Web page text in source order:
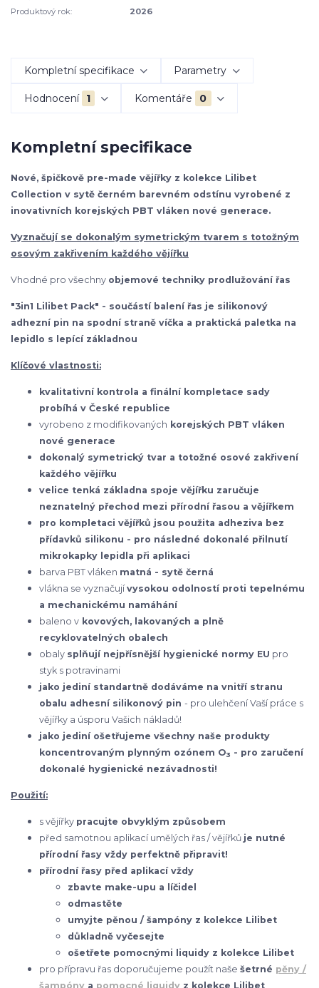
Produktový rok:
2026
Kompletní specifikace Parametry
Hodnocení 1 Komentáře 0
Kompletní specifikace
Nové, špičkově pre-made vějířky z kolekce Lilibet
Collection v sytě černém barevném odstínu vyrobené z
inovativních korejských PBT vláken nové generace.
Vyznačují se dokonalým symetrickým tvarem s totožným
osovým zakřivením každého vějířku
Vhodné pro všechny objemové techniky prodlužování řas
"3in1 Lilibet Pack" - součástí balení řas je silikonový
adhezní pin na spodní straně víčka a praktická paletka na
lepidlo s lepící základnou
Klíčové vlastnosti:
kvalitativní kontrola a finální kompletace sady
probíhá v České republice
vyrobeno z modifikovaných korejských PBT vláken
nové generace
dokonalý symetrický tvar a totožné osové zakřivení
každého vějířku
velice tenká základna spoje vějířku zaručuje
neznatelný přechod mezi přírodní řasou a vějířkem
pro kompletaci vějířků jsou použita adheziva bez
přídavků silikonu - pro následné dokonalé přilnutí
mikrokapky lepidla při aplikaci
barva PBT vláken matná - sytě černá
vlákna se vyznačujívysokou odolností proti tepelnému
a mechanickému namáhání
baleno v kovových, lakovaných a plně
recyklovatelných obalech
obaly splňují nejpřísnější hygienické normy EU pro
styk s potravinami
jako jediní standartně dodáváme na vnitří stranu
obalu adhesní silikonový pin - pro ulehčení Vaší práce s
vějířky a úsporu Vašich nákladů!
jako jediní ošetřujeme všechny naše produkty
koncentrovaným plynným ozónem O3 - pro zaručení
dokonalé hygienické nezávadnosti!
Použití:
s vějířky pracujte obvyklým způsobem
před samotnou aplikací umělých řas / vějířků je nutné
přírodní řasy vždy perfektně připravit!
přírodní řasy před aplikací vždy
zbavte make-upu a líčidel
odmastěte
umyjte pěnou / šampóny z kolekce Lilibet
důkladně vyčesejte
ošetřete pomocnými liquidy z kolekce Lilibet
pro přípravu řas doporučujeme použít naše šetrné pěny /
šampóny a pomocné liquidy z kolekce Lilibet